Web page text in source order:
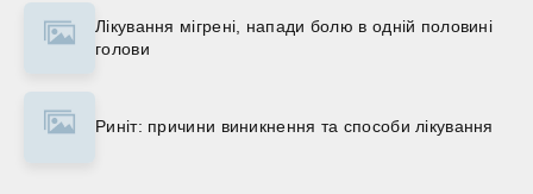
Лікування мігрені, напади болю в одній половині
голови
Риніт: причини виникнення та способи лікування